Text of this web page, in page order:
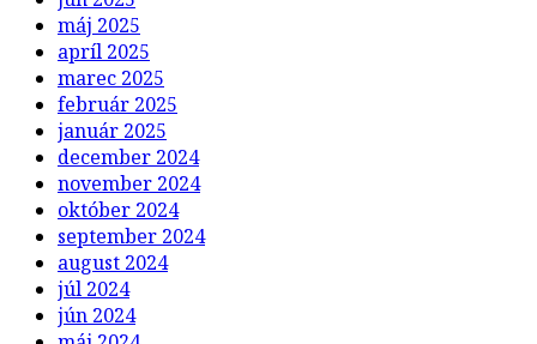
máj 2025
apríl 2025
marec 2025
február 2025
január 2025
december 2024
november 2024
október 2024
september 2024
august 2024
júl 2024
jún 2024